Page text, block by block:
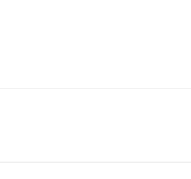
Дневник. Письма. 1941-1943 г..